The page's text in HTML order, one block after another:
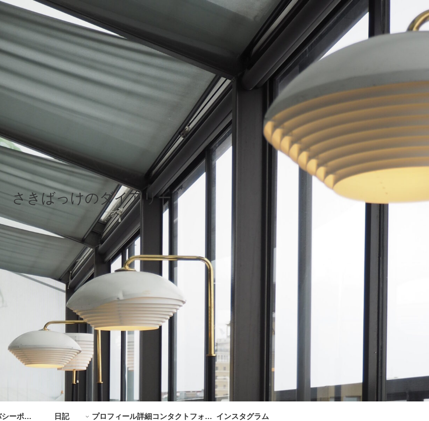
さきばっけのダイアリー
ーポリ 日記 プロフィール詳細コンタクトフォー インスタグラム